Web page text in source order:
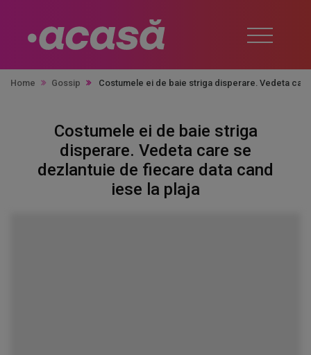
Home Gossip Costumele ei de baie striga disperare. Vedeta
Costumele ei de baie striga
disperare. Vedeta care se
dezlantuie de fiecare data cand
iese la plaja